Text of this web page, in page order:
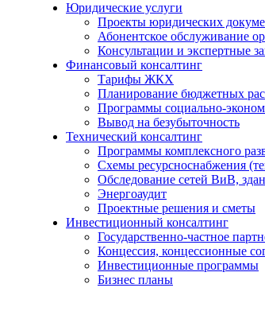
Юридические услуги
Проекты юридических
Абонентское обслуживание
Консультации и экспертные
Финансовый консалтинг
Тарифы ЖКХ
Планирование бюджетных
Программы социально-
Вывод на безубыточность
Технический консалтинг
Программы комплексного
Схемы ресурсноснабжения
Обследование сетей ВиВ,
Энергоаудит
Проектные решения и сметы
Инвестиционный консалтинг
Государственно-частное
Концессия, концессионные
Инвестиционные программы
Бизнес планы